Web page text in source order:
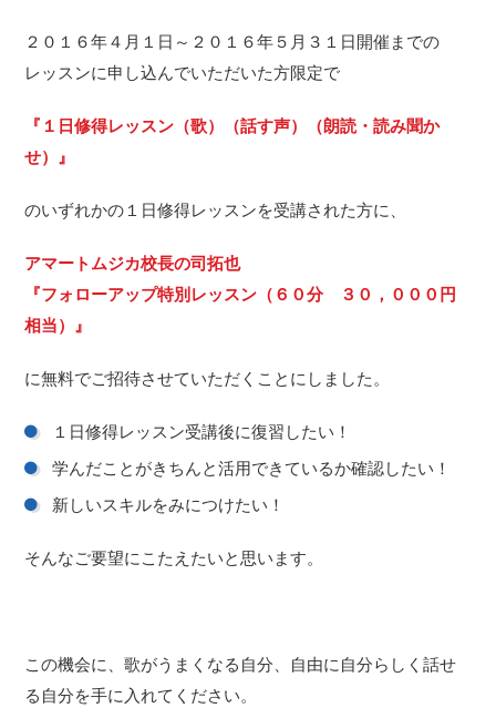
２０１６年４月１日～２０１６年５月３１日開催までの
レッスンに申し込んでいただいた方限定で
『１日修得レッスン（歌）（話す声）（朗読・読み聞か
せ）』
のいずれかの１日修得レッスンを受講された方に、
アマートムジカ校長の司拓也
『フォローアップ特別レッスン（６０分 ３０，０００円
相当）』
に無料でご招待させていただくことにしました。
１日修得レッスン受講後に復習したい！
学んだことがきちんと活用できているか確認したい！
新しいスキルをみにつけたい！
そんなご要望にこたえたいと思います。
この機会に、歌がうまくなる自分、自由に自分らしく話せ
る自分を手に入れてください。